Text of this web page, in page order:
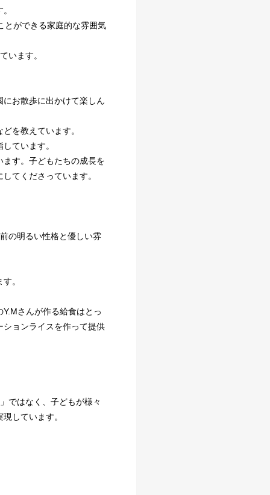
とができる家庭的な雰囲気
います。
お散歩に出かけて楽しん
を教えています。
ています。
す。子どもたちの成長を
てくださっています。
の明るい性格と優しい雰
。
さんが作る給食はとっ
ョンライスを作って提供
ではなく、子どもが様々
しています。